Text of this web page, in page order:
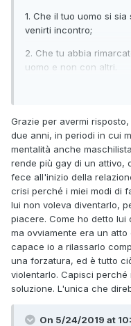
1. Che il tuo uomo si
venirti incontro;
2. Che tu abbia
uomo e non con altri.
Grazie per avermi
due anni, in periodi in cui
mentalità anche
rende più gay di un attivo,
fece all'inizio della
crisi perché i miei modi di
lui non voleva diventarlo,
piacere. Come ho detto
ma ovviamente era un
capace io a rilassarlo
una forzatura, ed è tutto
violentarlo. Capisci
soluzione. L'unica che
On 5/24/2019 at